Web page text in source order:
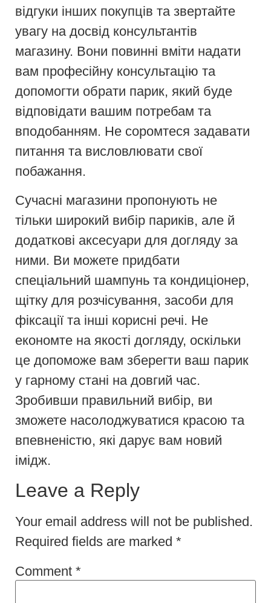
відгуки інших покупців та звертайте
увагу на досвід консультантів
магазину. Вони повинні вміти надати
вам професійну консультацію та
допомогти обрати парик, який буде
відповідати вашим потребам та
вподобанням. Не соромтеся задавати
питання та висловлювати свої
побажання.
Сучасні магазини пропонують не
тільки широкий вибір париків, але й
додаткові аксесуари для догляду за
ними. Ви можете придбати
спеціальний шампунь та кондиціонер,
щітку для розчісування, засоби для
фіксації та інші корисні речі. Не
економте на якості догляду, оскільки
це допоможе вам зберегти ваш парик
у гарному стані на довгий час.
Зробивши правильний вибір, ви
зможете насолоджуватися красою та
впевненістю, які дарує вам новий
імідж.
Leave a Reply
Your email address will not be published.
Required fields are marked *
Comment *